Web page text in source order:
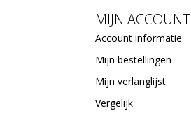
MIJN ACCOUNT
Account informatie
Mijn bestellingen
Mijn verlanglijst
Vergelijk